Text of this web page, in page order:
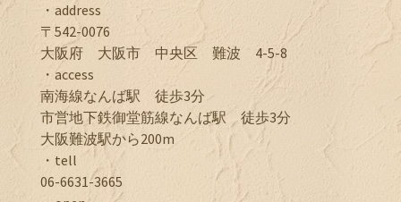
・address
〒542-0076
大阪府 大阪市 中央区 難波 4-5-8
・access
南海線なんば駅 徒歩3分
市営地下鉄御堂筋線なんば駅 徒歩3分
大阪難波駅から200m
・tell
06-6631-3665